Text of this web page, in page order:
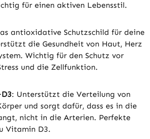
für einen aktiven Lebensstil.
antioxidative Schutzschild für deine
die Gesundheit von Haut, Herz
Wichtig für den Schutz vor
und die Zellfunktion.
: Unterstützt die Verteilung von
und sorgt dafür, dass es in die
nicht in die Arterien. Perfekte
Vitamin D3.